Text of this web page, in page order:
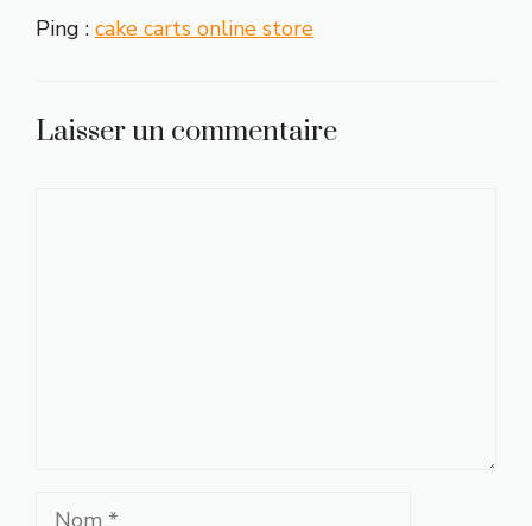
Ping : cake carts online store
Laisser un commentaire
Nom